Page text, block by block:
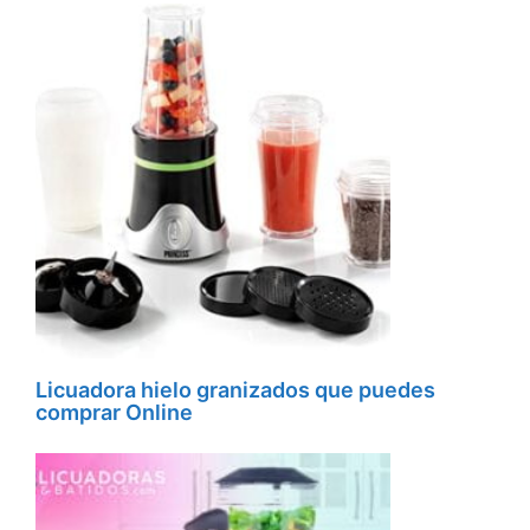
Licuadora hielo granizados que puedes
comprar Online